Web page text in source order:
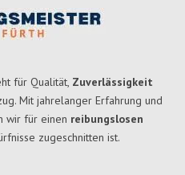
für Qualität, Zuverlässigkeit
Mit jahrelanger Erfahrung und
wir für einen reibungslosen
zugeschnitten ist.